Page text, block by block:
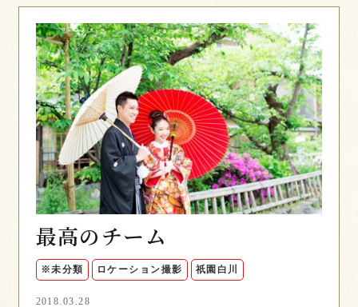
最高のチーム
※未分類 ロケーション撮影 祇園白川
2018.03.28